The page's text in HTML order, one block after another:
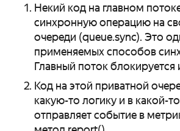
Некий код на главном
синхронную операцию на
очереди (queue.sync). Это
применяемых способов
Главный поток блокируется
Код на этой приватной
какую-то логику и в какой-
отправляет событие в